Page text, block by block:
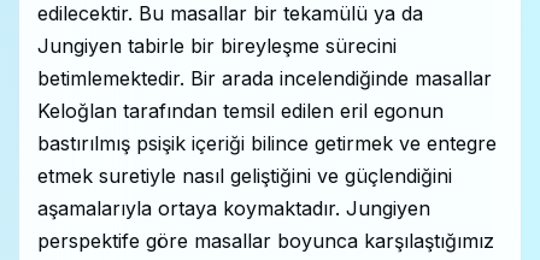
edilecektir. Bu masallar bir tekamülü ya da
Jungiyen tabirle bir bireyleşme sürecini
betimlemektedir. Bir arada incelendiğinde masallar
Keloğlan tarafından temsil edilen eril egonun
bastırılmış psişik içeriği bilince getirmek ve entegre
etmek suretiyle nasıl geliştiğini ve güçlendiğini
aşamalarıyla ortaya koymaktadır. Jungiyen
perspektife göre masallar boyunca karşılaştığımız